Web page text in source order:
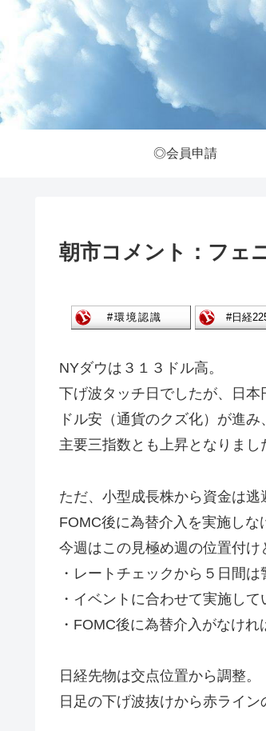
◎会員申請
朝市コメント：フェ
NYダウは３１３ドル高。
下げ波タッチ日でしたが、日
ドル安（通貨のクズ化）が進
主要三指数とも上昇となりまし
ただ、小型成長株から資金は逃
FOMC後に為替介入を実施しな
今週はこの見極め週の位置付け
・レートチェックから５日間は
・イベントに合わせて実施し
・FOMC後に為替介入がなけ
日経先物は交点位置から調整。
日足の下げ波抜けから赤ライ